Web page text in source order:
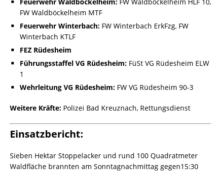
FW Waldböckelheim MTF
Feuerwehr Winterbach: FW Winterbach ErkFzg, FW
Winterbach KTLF
FEZ Rüdesheim
Führungsstaffel VG Rüdesheim: FüSt VG Rüdesheim ELW
1
Wehrleitung VG Rüdesheim: FW VG Rüdesheim 90-3
Weitere Kräfte: Polizei Bad Kreuznach, Rettungsdienst
Einsatzbericht:
Sieben Hektar Stoppelacker und rund 100 Quadratmeter
Waldfläche brannten am Sonntagnachmittag gegen15:30